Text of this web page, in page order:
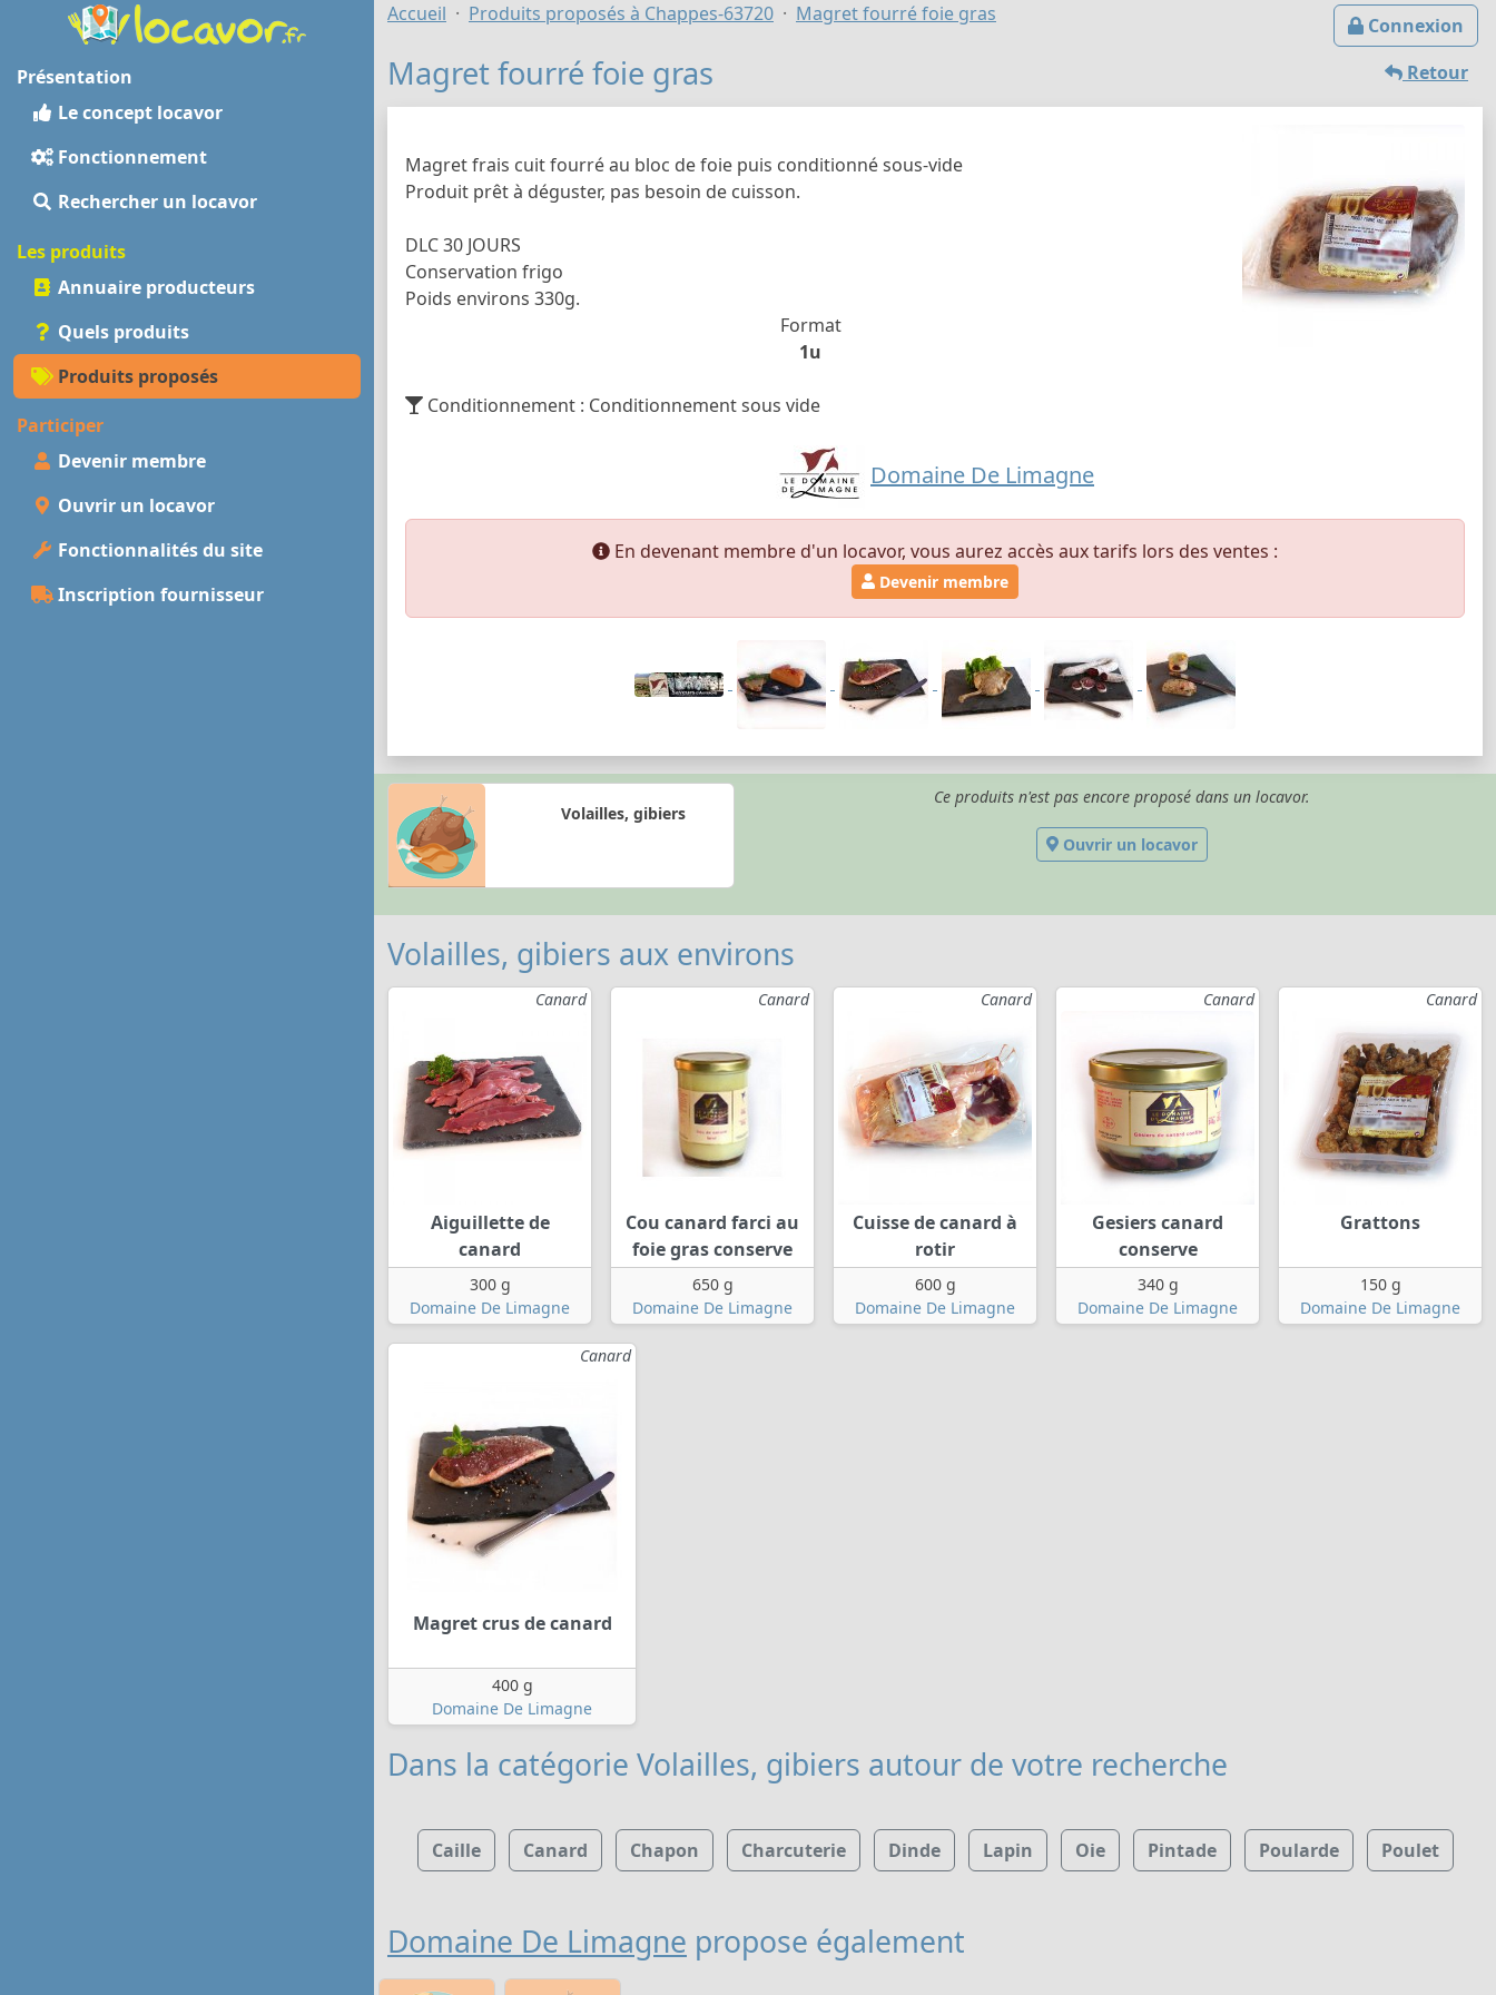
Présentation
Le concept locavor
Fonctionnement
Rechercher un locavor
Les produits
Annuaire producteurs
Quels produits
Produits proposés
Participer
Devenir membre
Ouvrir un locavor
Fonctionnalités du site
Inscription fournisseur
Connexion
Accueil Produits proposés à Chappes-63720 Magret fourré foie gras
Retour
Magret fourré foie gras
Magret frais cuit fourré au bloc de foie puis conditionné sous-vide
Produit prêt à déguster, pas besoin de cuisson.
DLC 30 JOURS
Conservation frigo
Poids environs 330g.
Format
1u
Conditionnement : Conditionnement sous vide
Domaine De Limagne
En devenant membre d'un locavor, vous aurez accès aux tarifs lors des ventes :
Devenir membre
Volailles, gibiers
Ce produits n'est pas encore proposé dans un locavor.
Ouvrir un locavor
Volailles, gibiers aux environs
Canard
Aiguillette de
canard
300 g
Domaine De Limagne
Canard
Cou canard farci au
foie gras conserve
650 g
Domaine De Limagne
Canard
Cuisse de canard à
rotir
600 g
Domaine De Limagne
Canard
Gesiers canard
conserve
340 g
Domaine De Limagne
Canard
Grattons
150 g
Domaine De Limagne
Canard
Magret crus de canard
400 g
Domaine De Limagne
Dans la catégorie Volailles, gibiers autour de votre recherche
Caille Canard Chapon Charcuterie Dinde Lapin Oie Pintade Poularde Poulet
Domaine De Limagne propose également